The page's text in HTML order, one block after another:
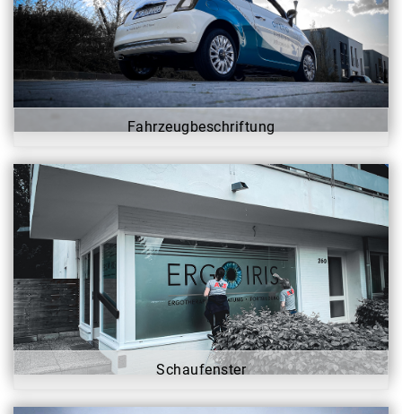
Fahrzeugbeschriftung
Schaufenster